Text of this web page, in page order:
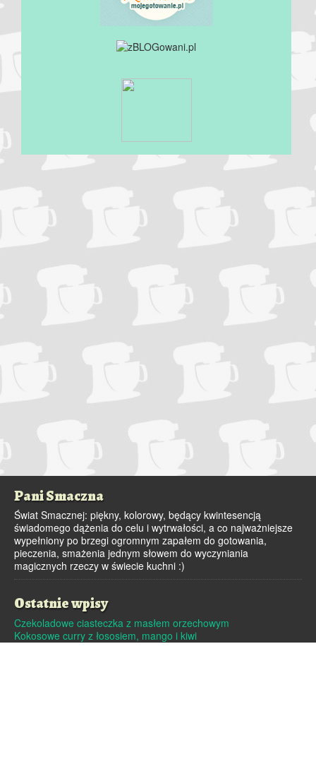
Pani Smaczna
Świat Smacznej: piękny, kolorowy, będący kwintesencją
świadomego dążenia do celu i wytrwałości, a co najważniejsze
wypełniony po brzegi ogromnym zapałem do gotowania,
pieczenia, smażenia jednym słowem do wyczyniania
magicznych rzeczy w świecie kuchni :)
Ostatnie wpisy
Czekoladowe ciasteczka z masłem orzechowym
Kokosowe curry z łososiem, mango i kiwi